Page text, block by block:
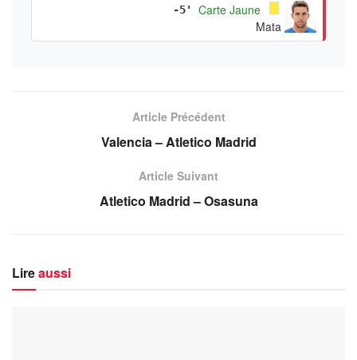
-5'
Carte Jaune
Mata
Article Précédent
Valencia – Atletico Madrid
Article Suivant
Atletico Madrid – Osasuna
Lireaussi